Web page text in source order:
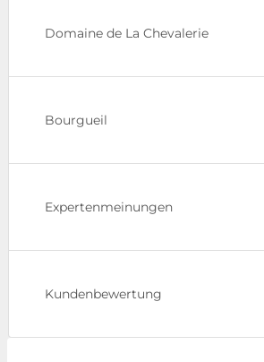
Domaine de La Chevalerie
Bourgueil
Expertenmeinungen
Kundenbewertung